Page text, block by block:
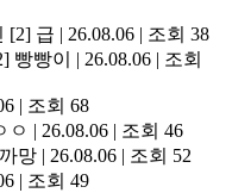
[2] 급 | 26.08.06 | 조회 38
빵빵이 | 26.08.06 | 조회
| 조회 68
ㅇ | 26.08.06 | 조회 46
까망 | 26.08.06 | 조회 52
| 조회 49